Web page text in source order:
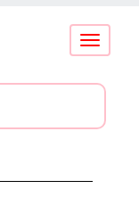
Conmutar